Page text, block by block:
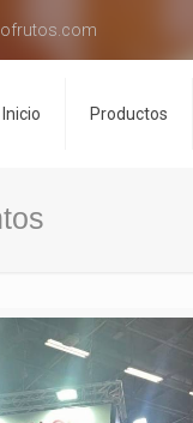
Inicio Productos